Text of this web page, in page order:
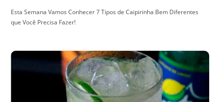
Esta Semana Vamos Conhecer 7 Tipos de Caipirinha Bem Diferentes
que Você Precisa Fazer!